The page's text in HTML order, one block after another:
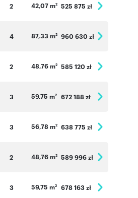
2 42,07 m2 525 875 zł
4 87,33 m2 960 630 zł
2 48,76 m2 585 120 zł
3 59,75 m2 672 188 zł
3 56,78 m2 638 775 zł
2 48,76 m2 589 996 zł
3 59,75 m2 678 163 zł